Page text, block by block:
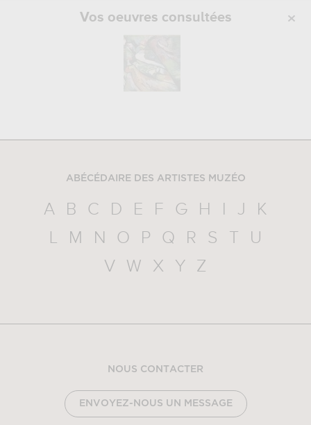
Vos oeuvres consultées
ABÉCÉDAIRE DES ARTISTES MUZÉO
A B C D E F G H I J
K
L
M N O P Q R S T
U
V
W X Y Z
NOUS CONTACTER
ENVOYEZ-NOUS UN MESSAGE